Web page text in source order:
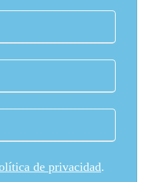
de privacidad.